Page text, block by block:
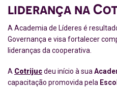
liderança na
A Academia de Líderes é
Governança e visa fortalecer
lideranças da cooperativa.
A Cotrijucdeu início à sua
capacitação promovida pela